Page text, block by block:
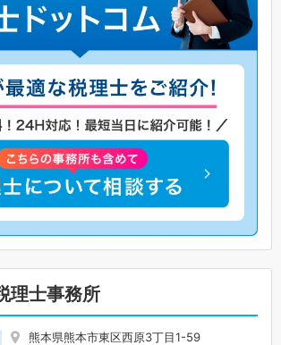
理士事務所
熊本県熊本市東区西原3丁目1-59